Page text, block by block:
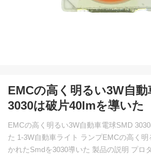
EMCの高く明るい3W自動
3030は破片40lmを導いた
EMCの高く明るい3W自動車電球SMD
た 1-3W自動車ライト ランプEMCの高く明
かれたSmdを3030導いた 製品の説明 プロ